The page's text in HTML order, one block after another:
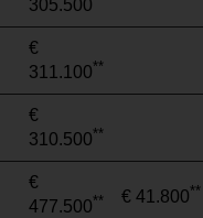
305.500
€
311.100**
€
310.500**
€
477.500** € 41.800**